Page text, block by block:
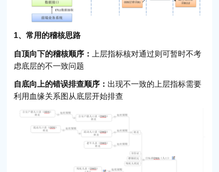
1、常用的稽核思路
自顶向下的稽核顺序：
上层指标核对通过则可暂时不考
虑底层的不一致问题
自底向上的错误排查顺序： 出现不一致的上层指标需要
利用血缘关系图从底层开始排查